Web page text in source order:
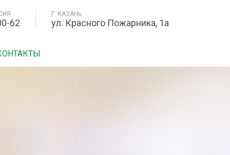
62
Г. КАЗАНЬ
ул. Красного Пожарника, 1а